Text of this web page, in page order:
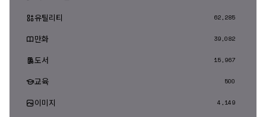
유틸리티 62,285
만화 39,082
도서 15,967
교육 500
이미지 4,149